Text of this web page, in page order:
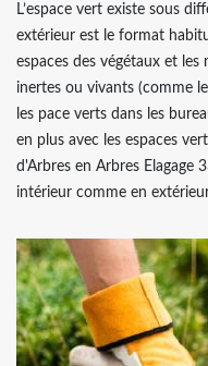
L’espace vert existe sous
extérieur est le format
espaces des végétaux et
inertes ou vivants (comme
les pace verts dans les
en plus avec les espaces
d'Arbres en Arbres Elagage
intérieur comme en